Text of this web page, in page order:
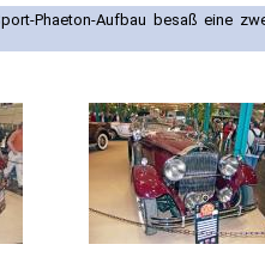
Phaeton-Aufbau besaß eine